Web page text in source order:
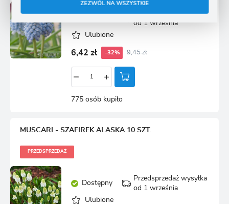
Przedsprzedaż wysyłka
od 1 września
Ulubione
6,42 zł -32% 9,45 zł
775 osób kupiło
MUSCARI - SZAFIREK ALASKA 10 SZT.
PRZEDSPRZEDAŻ
Dostępny
Przedsprzedaż wysyłka
od 1 września
Ulubione
ZEZWÓL NA WSZYSTKIE